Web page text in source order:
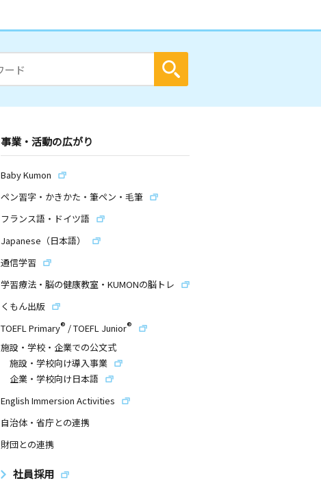
事業・活動の広がり
Baby Kumon
ペン習字・かきかた・筆ペン・毛筆
フランス語・ドイツ語
Japanese（日本語）
通信学習
学習療法・脳の健康教室・KUMONの脳トレ
くもん出版
TOEFL Primary® /TOEFL Junior®
施設・学校・企業での公文式
施設・学校向け導入事業
企業・学校向け日本語
English Immersion Activities
自治体・省庁との連携
財団との連携
社員採用